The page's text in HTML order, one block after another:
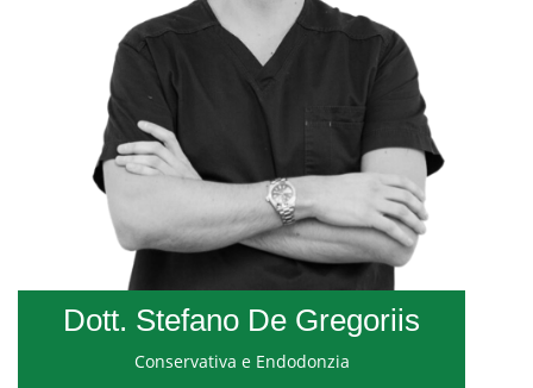
Dott. Stefano De Gregoriis
Conservativa e Endodonzia